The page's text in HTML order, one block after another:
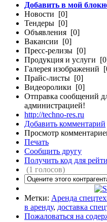
Добавить в мой
Новости [0]
Тендеры [0]
Объявления [0]
Вакансии [0]
Пресс-релизы [0]
Продукция и услуги
Галерея изображений
Прайс-листы [0]
Видеоролики [0]
Отправка сообщений
администрацией!
http://techno-res.ru
Добавить комментарий
Просмотр
Печать
Сообщить другу
Получить код для
(1 голосов)
Метки: Аренда
в аренду, доставка
Пожаловаться на